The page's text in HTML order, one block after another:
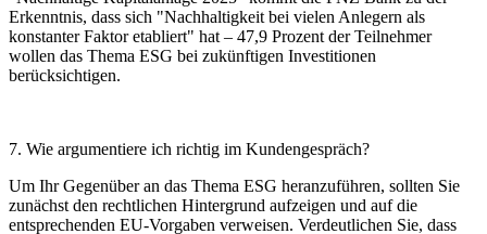
Erkenntnis, dass sich "Nachhaltigkeit bei vielen Anlegern als
konstanter Faktor etabliert" hat – 47,9 Prozent der Teilnehmer
wollen das Thema ESG bei zukünftigen Investitionen
berücksichtigen.
7. Wie argumentiere ich richtig im Kundengespräch?
Um Ihr Gegenüber an das Thema ESG heranzuführen, sollten Sie
zunächst den rechtlichen Hintergrund aufzeigen und auf die
entsprechenden EU-Vorgaben verweisen. Verdeutlichen Sie, dass